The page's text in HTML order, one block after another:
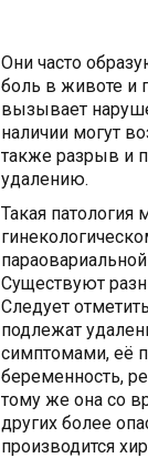
Они часто
боль в животе и
вызывает
наличии могут
также разрыв и
удалению.
Такая
Существуют
Следует
подлежат
симптомами, её
беременность,
тому же она со
других более
производится